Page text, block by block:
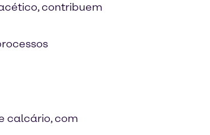
contribuem
calcário, com